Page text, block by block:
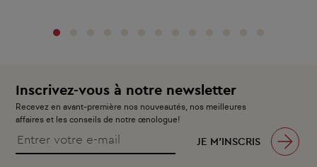
Inscrivez-vous à notre newsletter
Recevez en avant-première nos nouveautés, nos meilleures
affaires et les conseils de notre œnologue!
JE M’INSCRIS